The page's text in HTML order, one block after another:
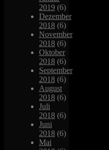
2019 (6)
Dezember
2018 (6)
November
2018 (6)
Oktober
2018 (6)
September
2018 (6)
August
2018 (6)
Juli
2018 (6)
Juni
2018 (6)
Mai